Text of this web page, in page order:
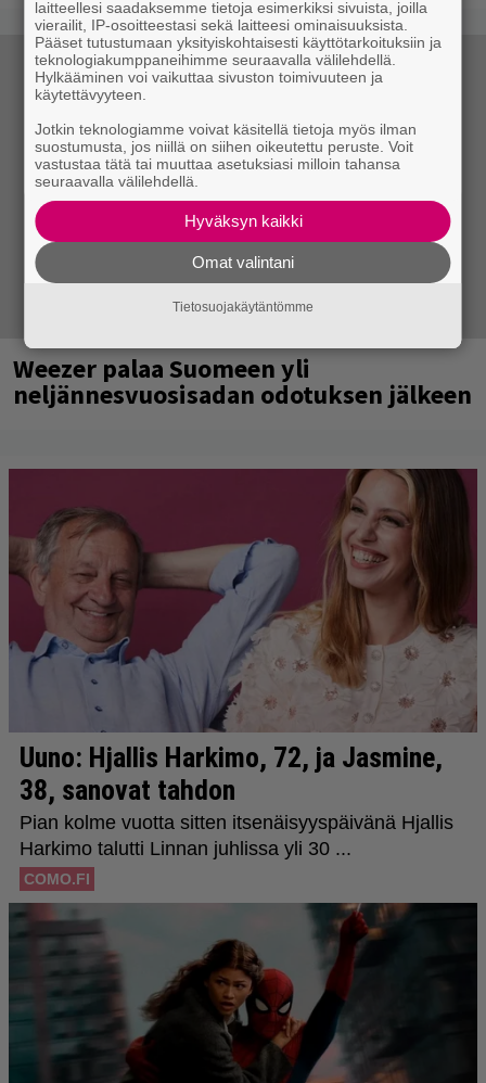
Weezer palaa Suomeen yli
neljännesvuosisadan odotuksen jälkeen
laitteellesi saadaksemme tietoja esimerkiksi sivuista, joilla
vierailit, IP-osoitteestasi sekä laitteesi ominaisuuksista.
Pääset tutustumaan yksityiskohtaisesti käyttötarkoituksiin ja
teknologiakumppaneihimme seuraavalla välilehdellä.
Hylkääminen voi vaikuttaa sivuston toimivuuteen ja
käytettävyyteen.
Jotkin teknologiamme voivat käsitellä tietoja myös ilman
suostumusta, jos niillä on siihen oikeutettu peruste. Voit
vastustaa tätä tai muuttaa asetuksiasi milloin tahansa
seuraavalla välilehdellä.
Hyväksyn kaikki
Omat valintani
Tietosuojakäytäntömme